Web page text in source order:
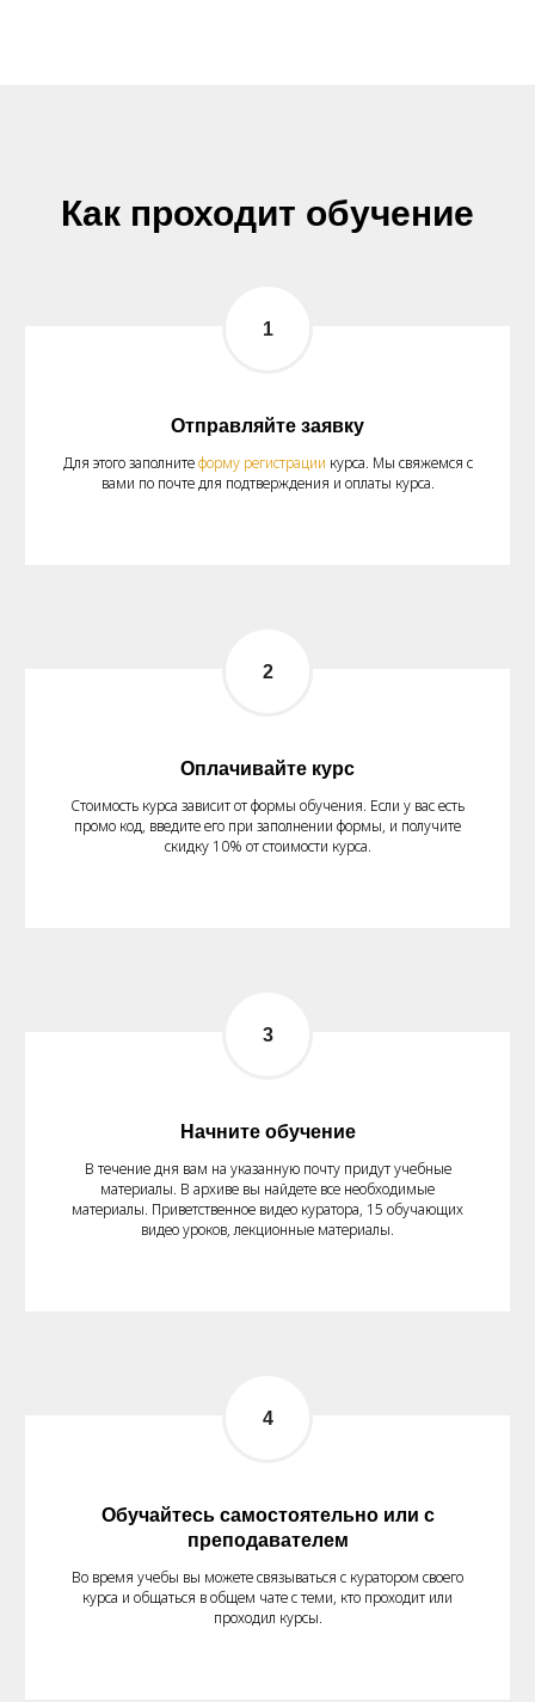
Как проходит обучение
Отправляйте заявку
Для этого заполнитеформу регистрации курса. Мы свяжемся с
вами по почте для подтверждения и оплаты курса.
Оплачивайте курс
Стоимость курса зависит от формы обучения. Если у вас есть
промо код, введите его при заполнении формы, и получите
скидку 10% от стоимости курса.
Начните обучение
В течение дня вам на указанную почту придут учебные
материалы. В архиве вы найдете все необходимые
материалы. Приветственное видео куратора, 15 обучающих
видео уроков, лекционные материалы.
Обучайтесь самостоятельно или с
преподавателем
Во время учебы вы можете связываться с куратором своего
курса и общаться в общем чате с теми, кто проходит или
проходил курсы.